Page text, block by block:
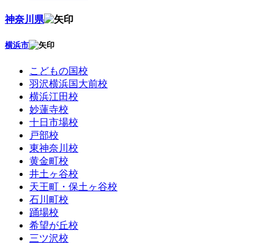
神奈川県
横浜市
こどもの国校
羽沢横浜国大前校
横浜江田校
妙蓮寺校
十日市場校
戸部校
東神奈川校
黄金町校
井土ヶ谷校
天王町・保土ヶ谷校
石川町校
踊場校
希望が丘校
三ツ沢校